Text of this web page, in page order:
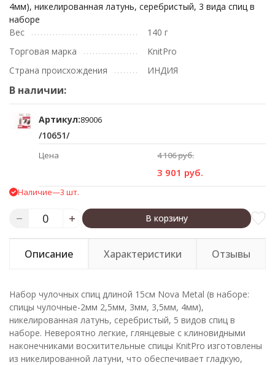
4мм), никелированная латунь, серебристый, 3 вида спиц в
наборе
Вес
140 г
Торговая марка
KnitPro
Страна происхождения
ИНДИЯ
В наличии:
Артикул:89006
/10651/
Цена 4 106 руб.
3 901 руб.
Наличие—3 шт.
В корзину
Описание Характеристики Отзывы
Набор чулочных спиц длиной 15см Nova Metal (в наборе:
спицы чулочные-2мм 2,5мм, 3мм, 3,5мм, 4мм),
никелированная латунь, серебристый, 5 видов спиц в
наборе. Невероятно легкие, глянцевые с клиновидными
наконечниками восхитительные спицы KnitPro изготовлены
из никелированной латуни, что обеспечивает гладкую,